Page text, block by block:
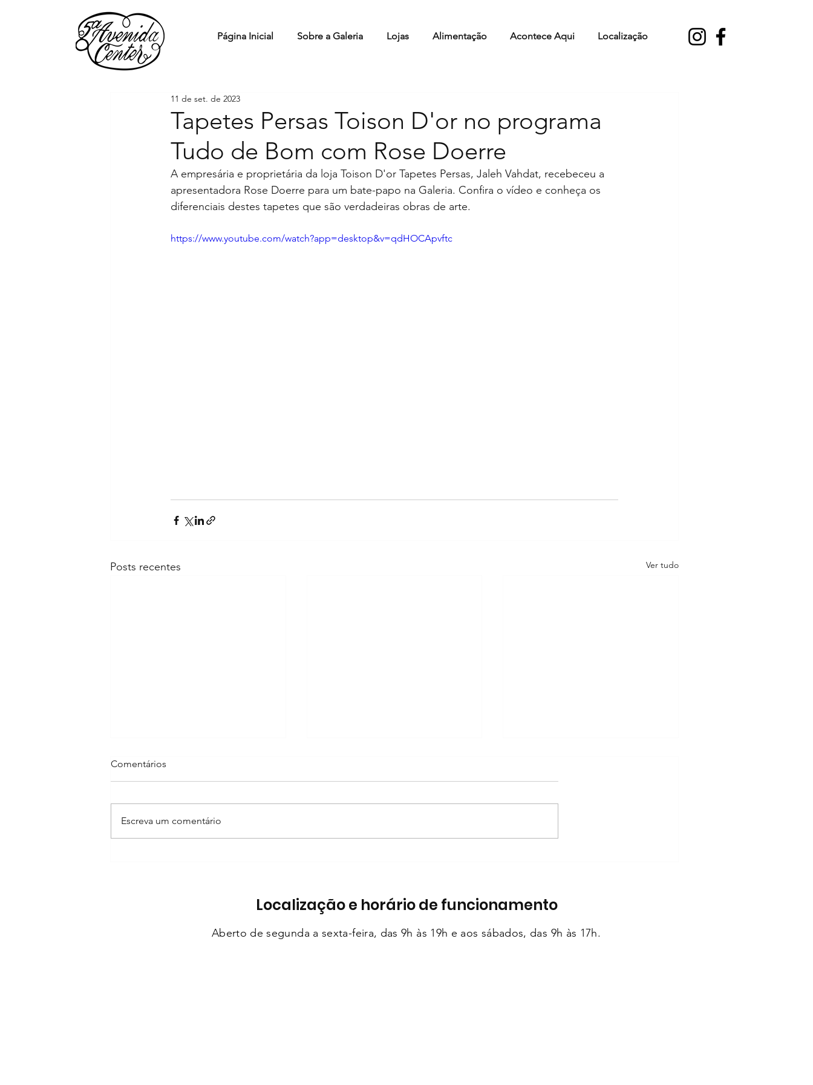
Página Inicial Sobre a Galeria Lojas Alimentação Acontece Aqui Localização
Tapetes Persas Toison D'or no programa
Tudo de Bom com Rose Doerre
11 de set. de 2023
A empresária e proprietária da loja Toison D'or Tapetes Persas, Jaleh Vahdat, recebeceu a
apresentadora Rose Doerre para um bate-papo na Galeria. Confira o vídeo e conheça os
diferenciais destes tapetes que são verdadeiras obras de arte.
https://www.youtube.com/watch?app=desktop&v=qdHOCApvftc
Posts recentes Ver tudo
Comentários
Escreva um comentário
Localização e horário de funcionamento
Aberto de segunda a sexta-feira, das 9h às 19h e aos sábados, das 9h às 17h.